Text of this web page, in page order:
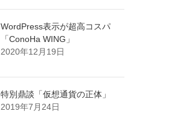
WordPress表示が超高コスパ
「ConoHa WING」
2020年12月19日
特別鼎談「仮想通貨の正体」
2019年7月24日